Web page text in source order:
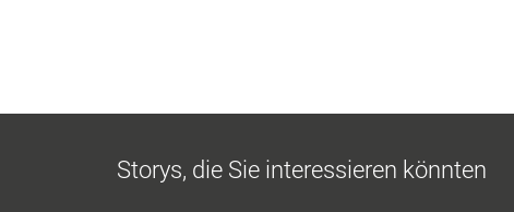
Storys, die Sie interessieren könnten